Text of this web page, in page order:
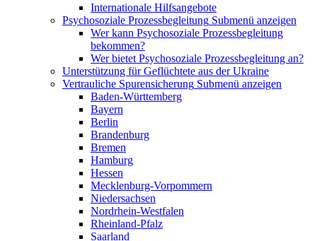
Internationale Hilfsangebote
Psychosoziale Prozessbegleitung Submenü anzeigen
Wer kann Psychosoziale Prozessbegleitung
bekommen?
Wer bietet Psychosoziale Prozessbegleitung an?
Unterstützung für Geflüchtete aus der Ukraine
Vertrauliche Spurensicherung Submenü anzeigen
Baden-Württemberg
Bayern
Berlin
Brandenburg
Bremen
Hamburg
Hessen
Mecklenburg-Vorpommern
Niedersachsen
Nordrhein-Westfalen
Rheinland-Pfalz
Saarland